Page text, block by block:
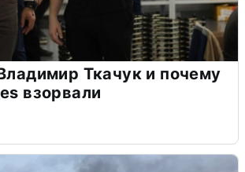
Ткачук и почему
взорвали